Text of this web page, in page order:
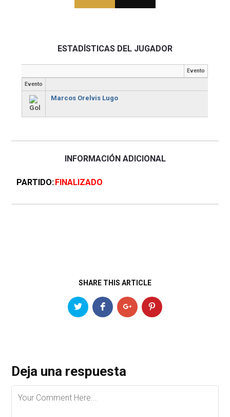
ESTADÍSTICAS DEL JUGADOR
Evento
Evento
Marcos Orelvis Lugo
INFORMACIÓN ADICIONAL
PARTIDO FINALIZADO
SHARE THIS ARTICLE
Deja una respuesta